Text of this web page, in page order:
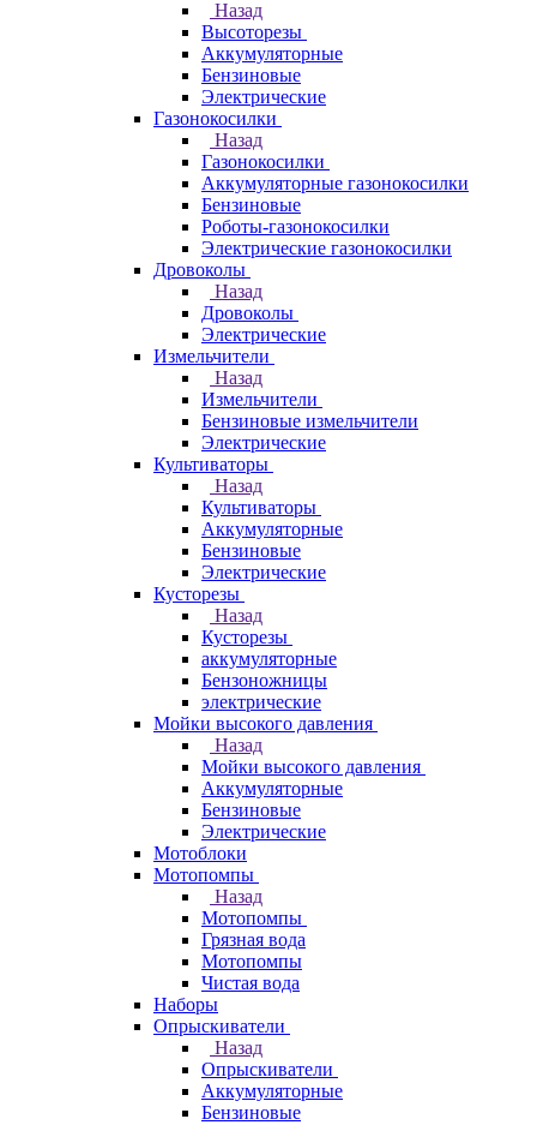
Назад
Высоторезы
Аккумуляторные
Бензиновые
Электрические
Газонокосилки
Назад
Газонокосилки
Аккумуляторные газонокосилки
Бензиновые
Роботы-газонокосилки
Электрические газонокосилки
Дровоколы
Назад
Дровоколы
Электрические
Измельчители
Назад
Измельчители
Бензиновые измельчители
Электрические
Культиваторы
Назад
Культиваторы
Аккумуляторные
Бензиновые
Электрические
Кусторезы
Назад
Кусторезы
аккумуляторные
Бензоножницы
электрические
Мойки высокого давления
Назад
Мойки высокого давления
Аккумуляторные
Бензиновые
Электрические
Мотоблоки
Мотопомпы
Назад
Мотопомпы
Грязная вода
Мотопомпы
Чистая вода
Наборы
Опрыскиватели
Назад
Опрыскиватели
Аккумуляторные
Бензиновые